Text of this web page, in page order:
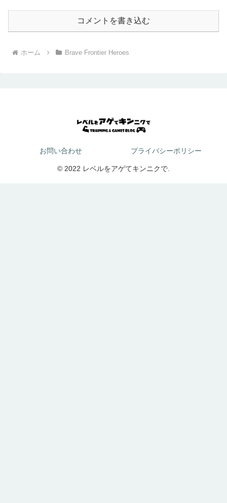
コメントを書き込む
ホーム Brave Frontier Heroes
お問い合わせ プライバシーポリシー
© 2022 レベルをアゲてキンニクで.